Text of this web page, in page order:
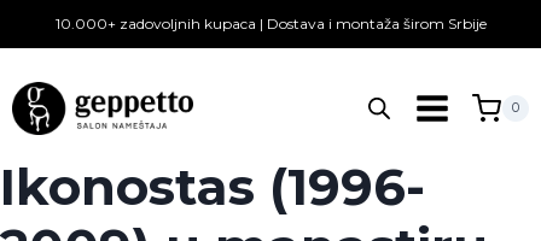
to
10.000+ zadovoljnih kupaca | Dostava i montaža širom Srbije
0
Ikonostas (1996-